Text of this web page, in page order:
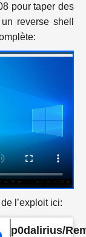
pour taper des
reverse shell
l’exploit ici:
p0dalirius/